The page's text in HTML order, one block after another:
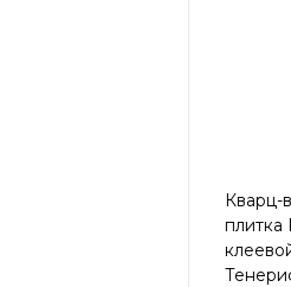
Кварц-